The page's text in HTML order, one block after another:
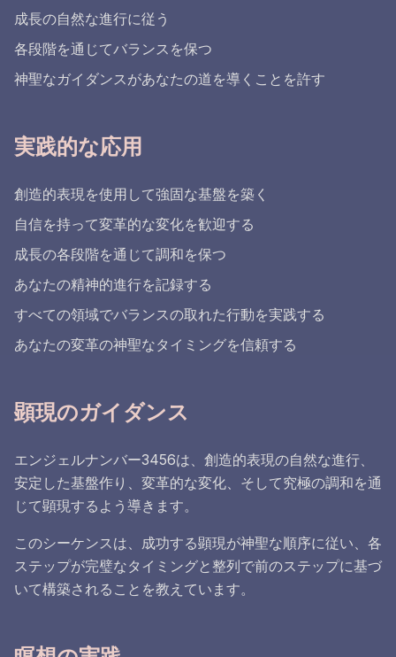
成長の自然な進行に従う
各段階を通じてバランスを保つ
神聖なガイダンスがあなたの道を導くことを許す
実践的な応用
創造的表現を使用して強固な基盤を築く
自信を持って変革的な変化を歓迎する
成長の各段階を通じて調和を保つ
あなたの精神的進行を記録する
すべての領域でバランスの取れた行動を実践する
あなたの変革の神聖なタイミングを信頼する
顕現のガイダンス
エンジェルナンバー3456は、創造的表現の自然な進行、
安定した基盤作り、変革的な変化、そして究極の調和を通
じて顕現するよう導きます。
このシーケンスは、成功する顕現が神聖な順序に従い、各
ステップが完璧なタイミングと整列で前のステップに基づ
いて構築されることを教えています。